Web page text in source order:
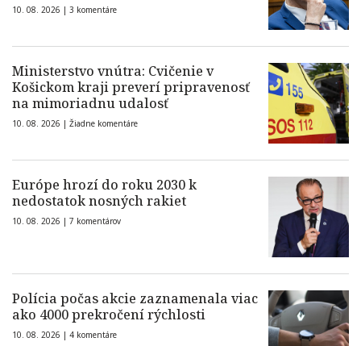
10. 08. 2026 | 3 komentáre
Ministerstvo vnútra: Cvičenie v
Košickom kraji preverí pripravenosť
na mimoriadnu udalosť
10. 08. 2026 | Žiadne komentáre
Európe hrozí do roku 2030 k
nedostatok nosných rakiet
10. 08. 2026 | 7 komentárov
Polícia počas akcie zaznamenala viac
ako 4000 prekročení rýchlosti
10. 08. 2026 | 4 komentáre